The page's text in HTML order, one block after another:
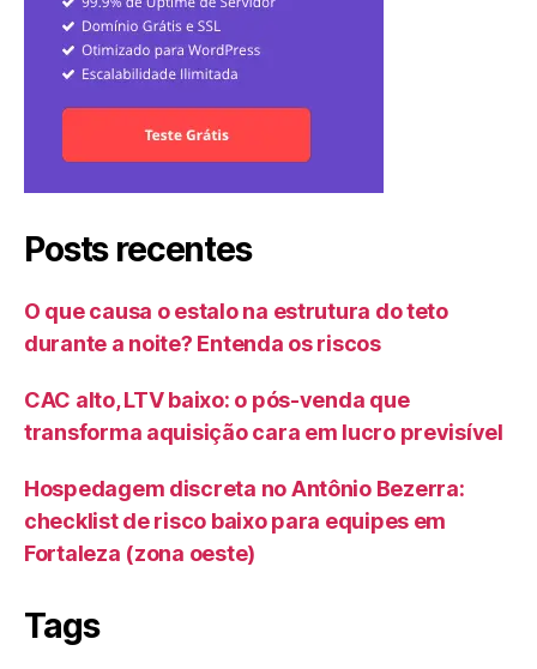
Posts recentes
O que causa o estalo na estrutura do teto
durante a noite? Entenda os riscos
CAC alto, LTV baixo: o pós-venda que
transforma aquisição cara em lucro previsível
Hospedagem discreta no Antônio Bezerra:
checklist de risco baixo para equipes em
Fortaleza (zona oeste)
Tags